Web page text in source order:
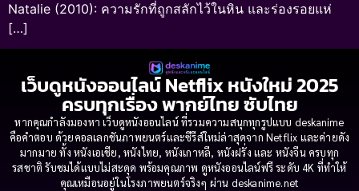
Natalie (2010): ความรักที่ถูกสลักไว้ในหิน และร่องรอยแห่
[…]
เว็บดูหนังออนไลน์ Netflix หนังใหม่ 2025
ครบทุกเรื่อง พากย์ไทย ซับไทย
หากคุณกำลังมองหา เว็บดูหนังออนไลน์ ที่รวมความสนุกทุกรูปแบบ deskanime
คือคำตอบ ด้วยคอลเลกชันภาพยนตร์และซีรีส์ใหม่ล่าสุดจาก Netflix และค่ายดัง
มากมาย ทั้ง หนังเอเชีย, หนังไทย, หนังเกาหลี, หนังฝรั่ง และ หนังจีน ครบทุก
รสชาติ รับชมได้แบบไม่สะดุด พร้อมคุณภาพ ดูหนังออนไลน์ฟรี ระดับ 4K ที่ทำให้
คุณเหมือนอยู่ในโรงภาพยนตร์จริงๆ ผ่าน deskanime.net